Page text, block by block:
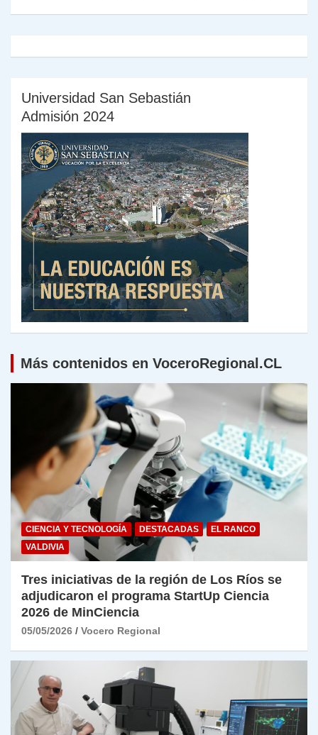
Universidad San Sebastián
Admisión 2024
Más contenidos en VoceroRegional.CL
CIENCIA Y TECNOLOGÍA DESTACADAS
EL RANCO
VALDIVIA
Tres iniciativas de la región de Los Ríos se
adjudicaron el programa StartUp Ciencia
2026 de MinCiencia
05/05/2026 Vocero Regional